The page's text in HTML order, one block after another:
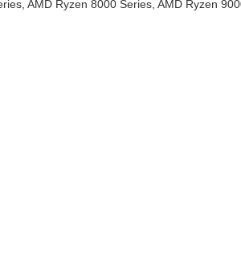
AMD Ryzen 8000 Series, AMD Ryzen